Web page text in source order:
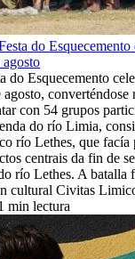
do
do Esquecemento
converténdose
con 54 grupos
do río Limia,
río Lethes, que facía
centrais da fin de
río Lethes. A batalla
cultural Civitas
min lectura